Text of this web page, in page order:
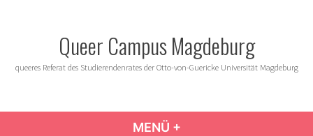
Queer Campus Magdeburg
queeres Referat des Studierendenrates der Otto-von-Guericke Universität Magdeburg
MENÜ +